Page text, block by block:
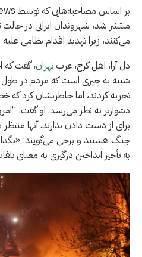
منتشر شد، شهروندان ایرانی در
می‌کنند، زیرا تهدید اقدام نظامی
دل آرا، اهل کرج، غرب تهران، گفت
تجربه کردند، اما خاطرنشان کرد که
دشوارتر به نظر می‌رسد. او گفت:
برای از دست دادن ندارند. آنها
جنگ هستند و برخی می‌گویند:
به تأخیر انداختن درگیری به معنای